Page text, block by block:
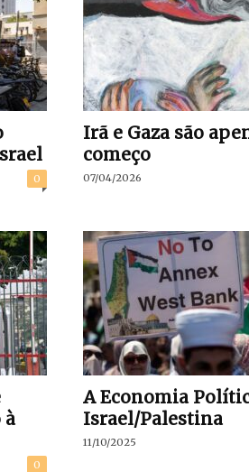
0
Irã e Gaza são
começo
07/04/2026
à
0
A Economia
Israel/Palestina
11/10/2025